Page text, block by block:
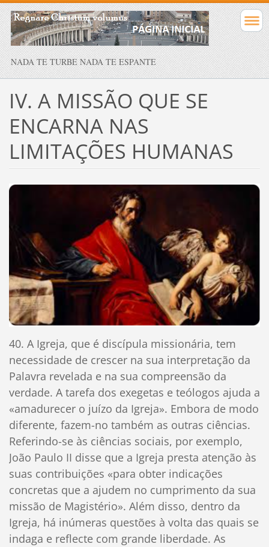
NADA TE TURBE NADA TE ESPANTE
IV. A MISSÃO QUE SE
ENCARNA NAS
LIMITAÇÕES HUMANAS
40. A Igreja, que é discípula missionária, tem
necessidade de crescer na sua interpretação da
Palavra revelada e na sua compreensão da
verdade. A tarefa dos exegetas e teólogos ajuda a
«amadurecer o juízo da Igreja». Embora de modo
diferente, fazem-no também as outras ciências.
Referindo-se às ciências sociais, por exemplo,
João Paulo II disse que a Igreja presta atenção às
suas contribuições «para obter indicações
concretas que a ajudem no cumprimento da sua
missão de Magistério». Além disso, dentro da
Igreja, há inúmeras questões à volta das quais se
indaga e reflecte com grande liberdade. As